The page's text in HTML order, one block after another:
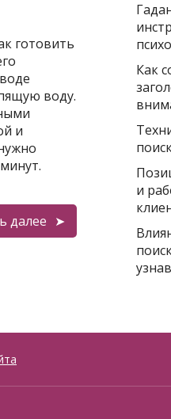
готовить
воду.
и
далее
Как
и